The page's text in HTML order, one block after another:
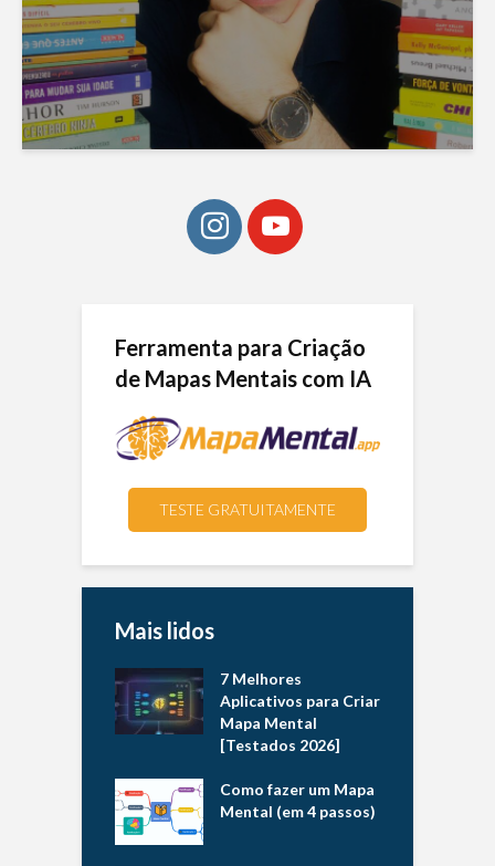
Ferramenta para Criação
de Mapas Mentais com IA
TESTE GRATUITAMENTE
Mais lidos
7 Melhores
Aplicativos para Criar
Mapa Mental
[Testados 2026]
Como fazer um Mapa
Mental (em 4 passos)